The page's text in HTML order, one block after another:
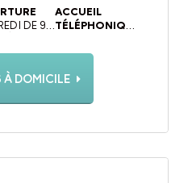
DE 9H
ACCUEIL
TÉLÉPHONIQUE
VENDREDI DE 9H
14H00 À 17H30
À DOMICILE